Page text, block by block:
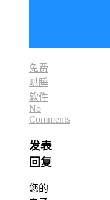
免费
哄睡
软件
No
Comments
发表
回复
您的